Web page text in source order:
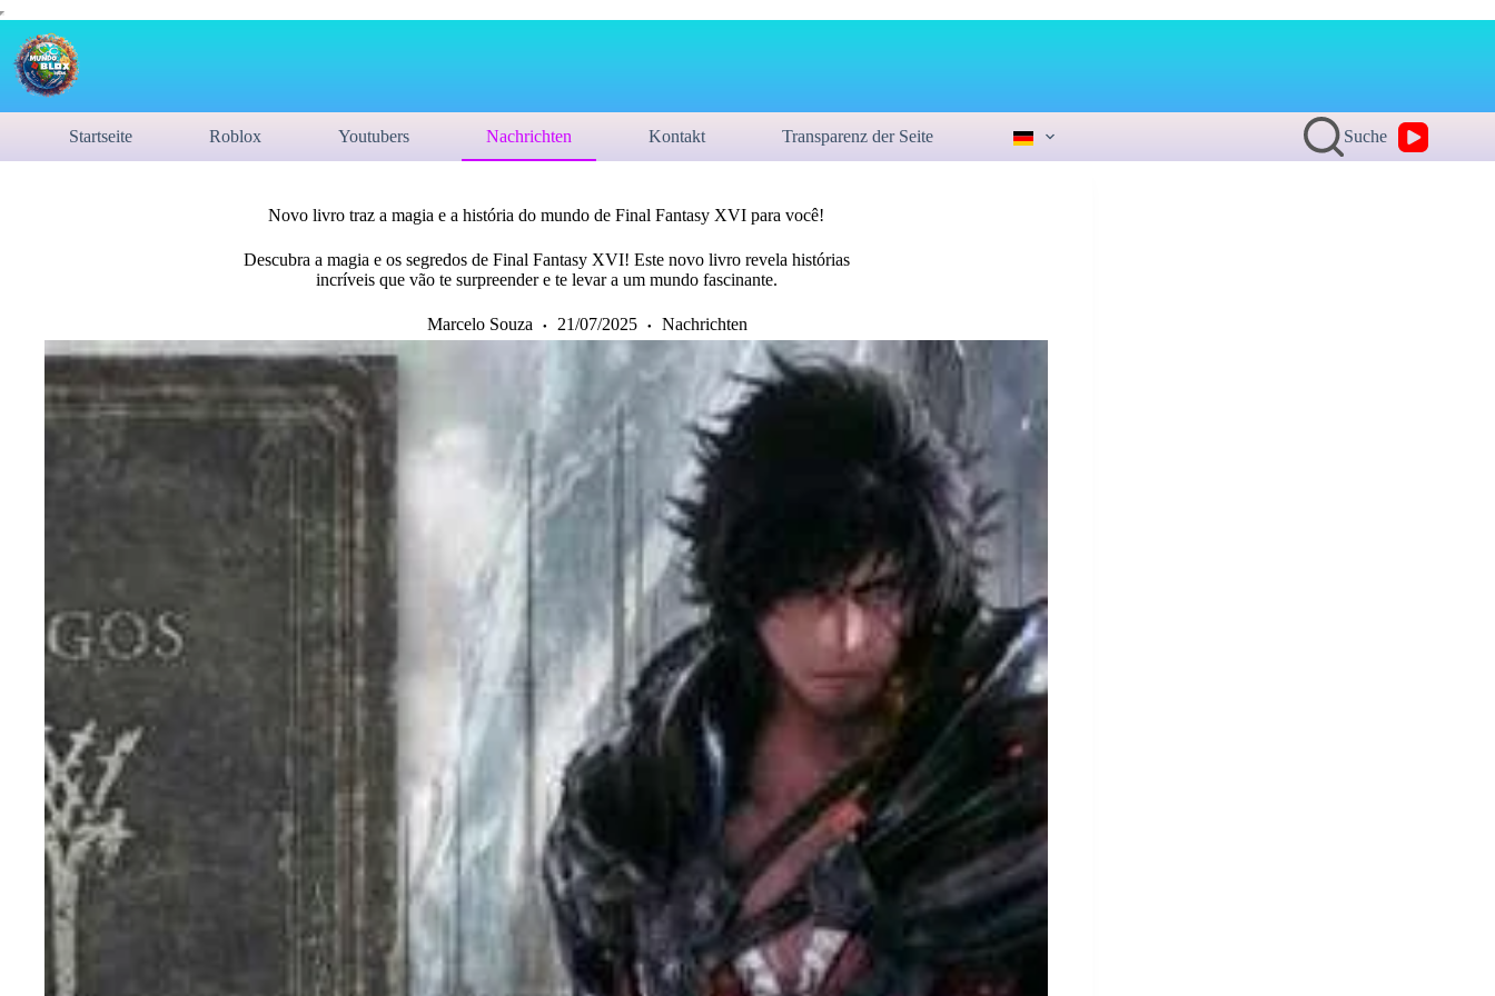
Startseite Roblox Youtubers Nachrichten Kontakt Transparenz der Seite Suche
Novo livro traz a magia e a história do mundo de Final Fantasy XVI para você!
Descubra a magia e os segredos de Final Fantasy XVI! Este novo livro revela histórias
incríveis que vão te surpreender e te levar a um mundo fascinante.
Marcelo Souza 21/07/2025 Nachrichten